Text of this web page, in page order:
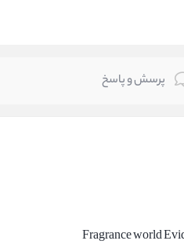
پرسش و پاسخ